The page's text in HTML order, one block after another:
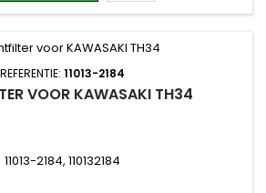
REFERENTIE: 11013-2184
VOOR KAWASAKI TH34
11013-2184, 110132184